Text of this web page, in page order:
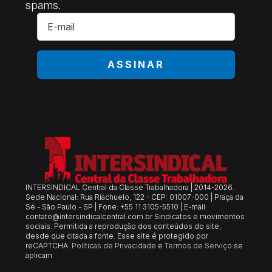
spams.
E-
mail
ASSINAR
INTERSINDICAL Central da Classe Trabalhadora | 2014-2026.
Sede Nacional: Rua Riachuelo, 122 - CEP: 01007-000 | Praça da
Sé - São Paulo - SP | Fone: +55 11 3105-5510 | E-mail:
contato@intersindicalcentral.com.br Sindicatos e movimentos
sociais. Permitida a reprodução dos conteúdos do site,
desde que citada a fonte. Esse site é protegido por
reCAPTCHA. Políticas de Privacidade eTermos de Serviço se
aplicam